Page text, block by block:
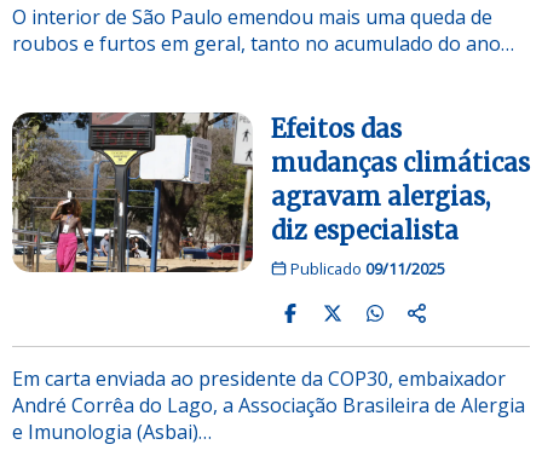
O interior de São Paulo emendou mais uma queda de
roubos e furtos em geral, tanto no acumulado do ano…
Efeitos das
mudanças climáticas
agravam alergias,
diz especialista
Publicado 09/11/2025
Em carta enviada ao presidente da COP30, embaixador
André Corrêa do Lago, a Associação Brasileira de Alergia
e Imunologia (Asbai)…